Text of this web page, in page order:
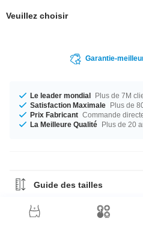
Veuillez choisir
Garantie-
Le leader mondial Plus de 7M
Satisfaction Maximale Plus de
Prix Fabricant Commande
La Meilleure Qualité Plus de 20
Guide des tailles
Guide des matériaux